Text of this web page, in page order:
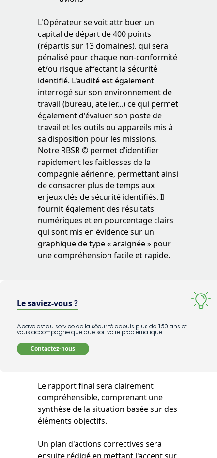
L'Opérateur se voit attribuer un
capital de départ de 400 points
(répartis sur 13 domaines), qui sera
pénalisé pour chaque non-conformité
et/ou risque affectant la sécurité
identifié. L'audité est également
interrogé sur son environnement de
travail (bureau, atelier...) ce qui permet
également d'évaluer son poste de
travail et les outils ou appareils mis à
sa disposition pour les missions.
Notre RBSR © permet d’identifier
rapidement les faiblesses de la
compagnie aérienne, permettant ainsi
de consacrer plus de temps aux
enjeux clés de sécurité identifiés. Il
fournit également des résultats
numériques et en pourcentage clairs
qui sont mis en évidence sur un
graphique de type « araignée » pour
une compréhension facile et rapide.
Le saviez-vous ?
Apave est au service de la sécurité depuis plus de 150 ans et
vous accompagne quelque soit votre problématique.
Contactez-nous
Le rapport final sera clairement
compréhensible, comprenant une
synthèse de la situation basée sur des
éléments objectifs.
Un plan d'actions correctives sera
ensuite rédigé en mettant l'accent sur